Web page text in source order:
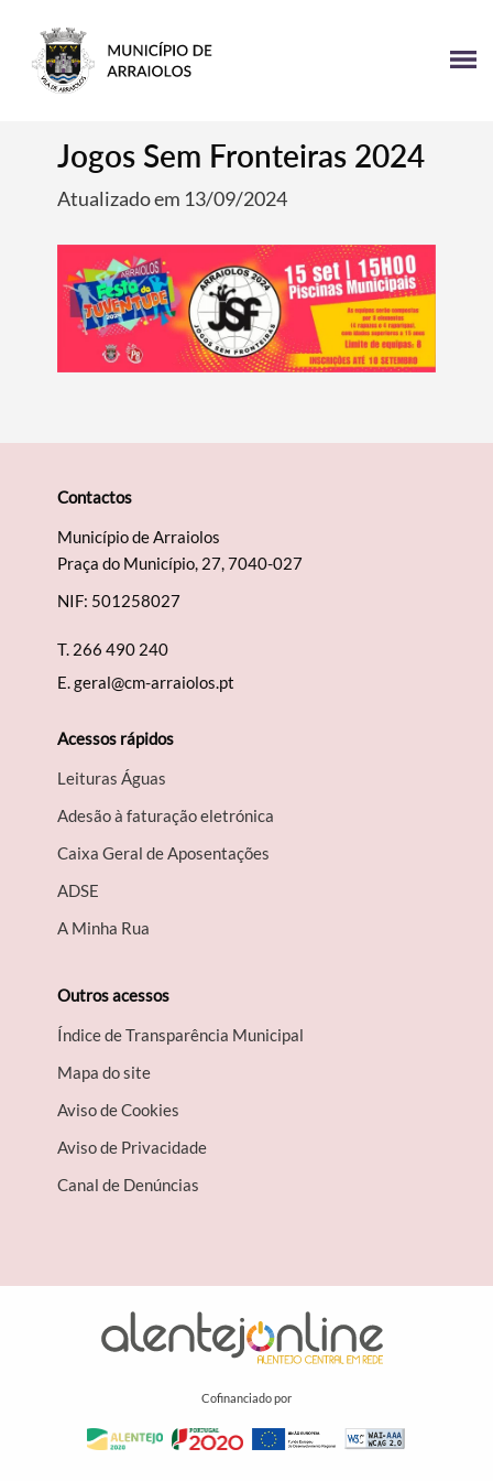
Termo de Pesquisa
Categorias gerais
Filtros
Jogos Sem Fronteiras 2024
Atualizado em 13/09/2024
Contactos
Município de Arraiolos
Praça do Município, 27, 7040-027
NIF: 501258027
T. 266 490 240
E.geral@cm-arraiolos.pt
Acessos rápidos
Leituras Águas
Adesão à faturação eletrónica
Caixa Geral de Aposentações
A​DSE
A Minha Rua
Outros acessos
Índice de Transparência Municipal
Mapa do site
Aviso de Cookies
Aviso de Privacidade
Canal de Denúncias
Cofinanciado por